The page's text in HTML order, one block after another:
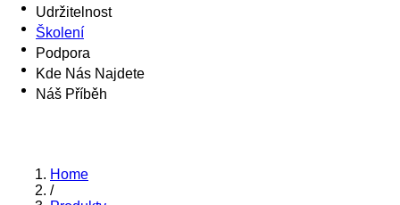
Udržitelnost
Školení
Podpora
Kde Nás Najdete
Náš Příběh
Home
/